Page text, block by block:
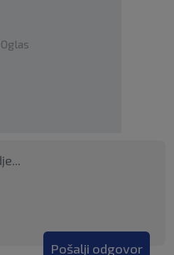
Oglas
Pošalji odgovor